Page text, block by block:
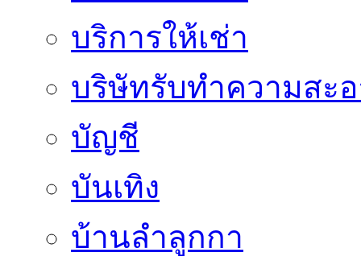
บริการให้เช่า
บริษัทรับทำความสะ
บัญชี
บันเทิง
บ้านลำลูกกา